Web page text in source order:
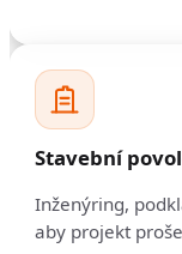
Stavební
Inženýring,
aby projekt